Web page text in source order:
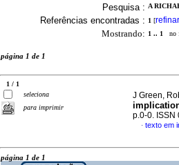
Pesquisa : A
Referências encontradas : 1 [refinar
Mostrando: 1 .. 1 no
página 1 de 1
1 / 1
seleciona
para imprimir
J Green,
p.0-0. ISSN
· texto em
página 1 de 1